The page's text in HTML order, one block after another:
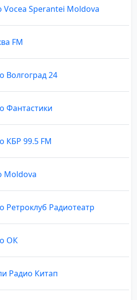
Vocea Sperantei Moldova
FM
Волгоград 24
Фантастики
КБР 99.5 FM
Moldova
Ретроклуб Радиотеатр
ОК
Радио Китап